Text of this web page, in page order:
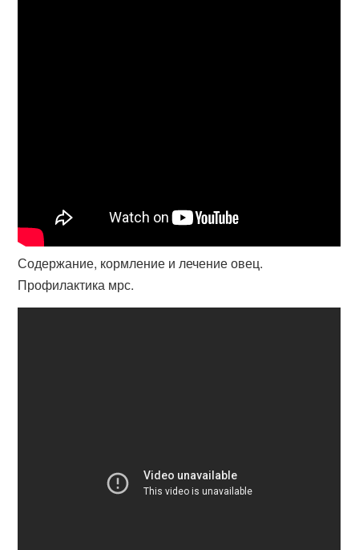
Содержание, кормление и лечение овец.
Профилактика мрс.